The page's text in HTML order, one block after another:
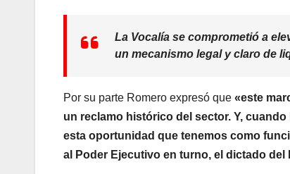
La Vocalía se comprometió a
un mecanismo legal y claro de
Por su parte Romero expresó que «este
un reclamo histórico del sector. Y,
esta oportunidad que tenemos como
al Poder Ejecutivo en turno, el dictado del